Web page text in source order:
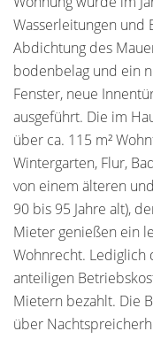
Wasserleitungen und
Abdichtung des
bodenbelag und ein
Fenster, neue
ausgeführt. Die im
über ca. 115 m²
Wintergarten, Flur,
von einem älteren
90 bis 95 Jahre alt),
Mieter genießen ein
Wohnrecht. Lediglich
anteiligen
Mietern bezahlt. Die
über